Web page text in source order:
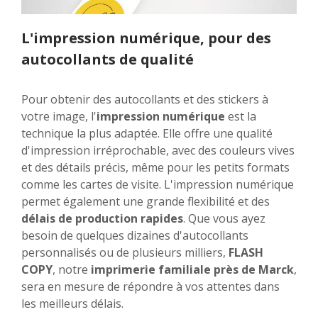
L'impression numérique, pour des
autocollants de qualité
Pour obtenir des autocollants et des stickers à
votre image, l'impression numérique est la
technique la plus adaptée. Elle offre une qualité
d'impression irréprochable, avec des couleurs vives
et des détails précis, même pour les petits formats
comme les cartes de visite. L'impression numérique
permet également une grande flexibilité et des
délais de production rapides. Que vous ayez
besoin de quelques dizaines d'autocollants
personnalisés ou de plusieurs milliers, FLASH
COPY, notre imprimerie familiale près de Marck,
sera en mesure de répondre à vos attentes dans
les meilleurs délais.